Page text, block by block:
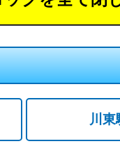
川東